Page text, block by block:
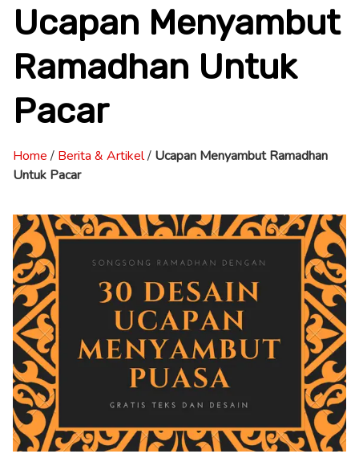
Ucapan Menyambut
Ramadhan Untuk
Pacar
Home / Berita & Artikel/ Ucapan Menyambut Ramadhan
Untuk Pacar